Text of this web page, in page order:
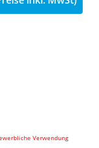
Verwendung
Mikrofilter,